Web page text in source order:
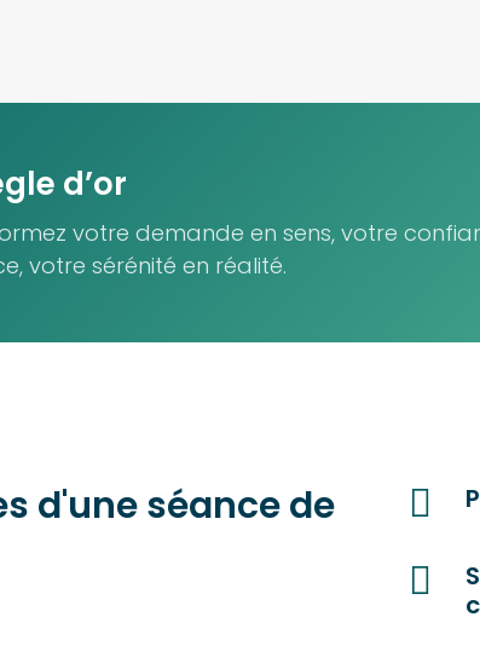
d’or
votre demande en sens, votre
votre sérénité en réalité.
d'une séance de

